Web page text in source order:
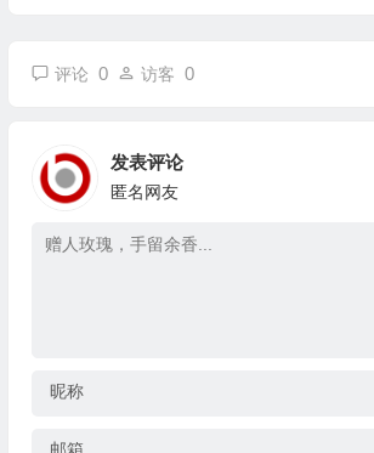
评论 0 访客 0
发表评论
匿名网友
昵称
邮箱